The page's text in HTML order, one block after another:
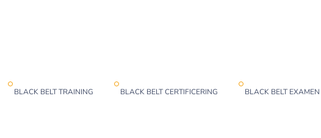
BLACK BELT TRAINING BLACK BELT CERTIFICERING BLACK BELT EXAMEN